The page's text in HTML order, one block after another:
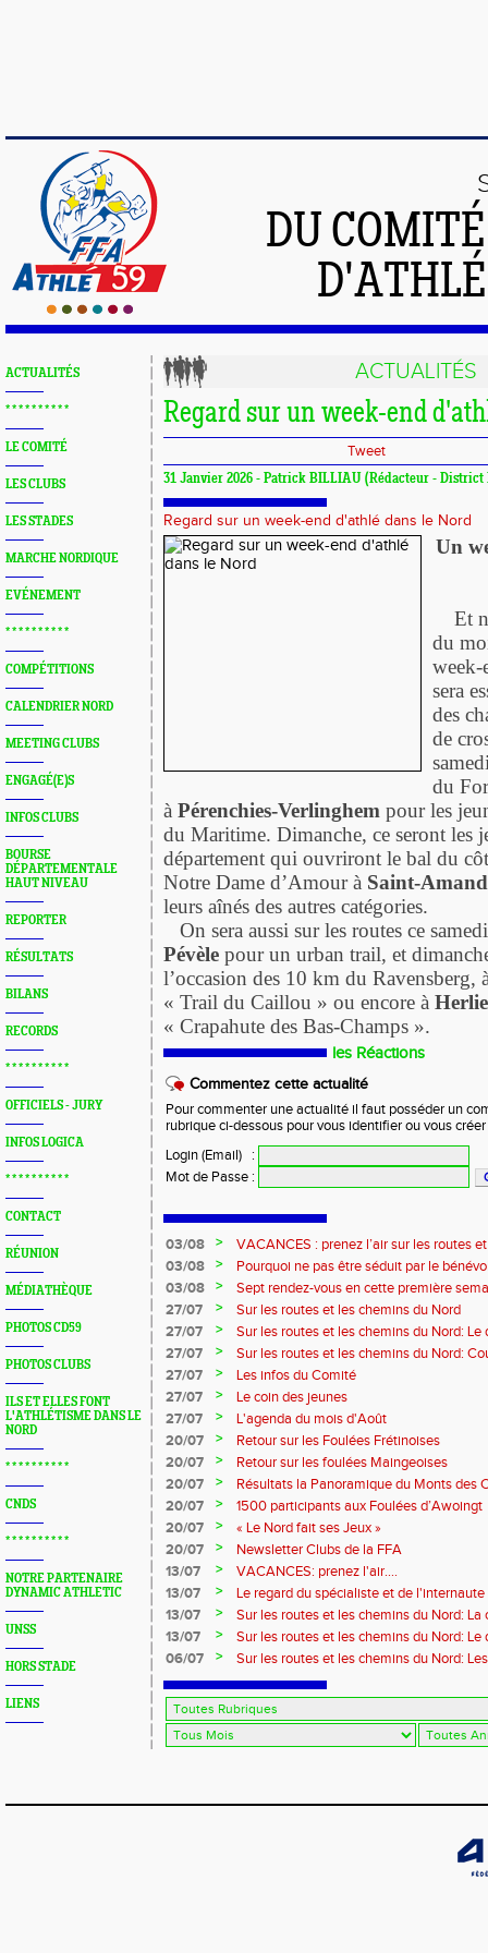
DU
ACTUALITÉS
* * * * * * * * * *
LE COMITÉ
LES CLUBS
LES STADES
MARCHE NORDIQUE
EVÉNEMENT
* * * * * * * * * *
COMPÉTITIONS
CALENDRIER NORD
MEETING CLUBS
ENGAGÉ(E)S
INFOS CLUBS
BOURSE
DÉPARTEMENTALE
HAUT NIVEAU
REPORTER
RÉSULTATS
BILANS
RECORDS
* * * * * * * * * *
OFFICIELS - JURY
INFOS LOGICA
* * * * * * * * * *
CONTACT
RÉUNION
MÉDIATHÈQUE
PHOTOS CD59
PHOTOS CLUBS
ILS ET ELLES FONT
L'ATHLÉTISME DANS LE
NORD
* * * * * * * * * *
CNDS
* * * * * * * * * *
NOTRE PARTENAIRE
DYNAMIC ATHLETIC
UNSS
HORS STADE
LIENS
ACTUALITÉS
Regard sur un week-end
Tweet
31 Janvier 2026 - Patrick BILLIAU (Rédacteur - District
Regard sur un week-end d'athlé dans le Nord
Un
Et
du
week-
sera
des
de
du
à Pérenchies-Verlinghem pour les
du Maritime. Dimanche, ce seront les
département qui ouvriront le bal du
Notre Dame d’Amour à Saint-
leurs aînés des autres catégories.
On sera aussi sur les routes ce
Pévèle pour un urban trail, et
l’occasion des 10 km du Ravensberg,
« Trail du Caillou » ou encore à
« Crapahute des Bas-Champs ».
les Réactions
Commentez cette actualité
Pour commenter une actualité il faut posséder un
rubrique ci-dessous pour vous identifier ou vous
Login (Email)
:
Mot de Passe :
03/08 >
VACANCES : prenez l’air sur les routes
03/08
>
Pourquoi ne pas être séduit par le
?...
03/08 >
Sept rendez-vous en cette première
27/07
>
Sur les routes et les chemins du Nord
27/07
>
Sur les routes et les chemins du Nord:
27/07
>
Sur les routes et les chemins du Nord:
Marque
27/07 >
Les infos du Comité
27/07
>
Le coin des jeunes
27/07
>
L'agenda du mois d'Août
20/07
>
Retour sur les Foulées Frétinoises
20/07
>
Retour sur les foulées Maingeoises
20/07
>
Résultats la Panoramique du Monts des
20/07
>
1500 participants aux Foulées d’Awoingt
20/07
>
« Le Nord fait ses Jeux »
20/07
>
Newsletter Clubs de la FFA
13/07
>
VACANCES: prenez l'air....
13/07
>
Le regard du spécialiste et de l'internaute
13/07
>
Sur les routes et les chemins du Nord: La
13/07
>
Sur les routes et les chemins du Nord:
06/07
> Sur les routes et les chemins du Nord: